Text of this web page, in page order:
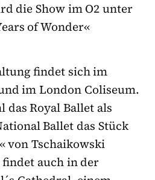
die Show im O2 unter
of Wonder«
findet sich im
im London Coliseum.
Royal Ballet als
Ballet das Stück
von Tschaikowski
findet auch in der